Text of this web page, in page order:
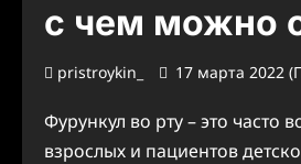
с чем можно
pristroykin_ 17 марта 2022
Фурункул во рту – это часто
взрослых и пациентов